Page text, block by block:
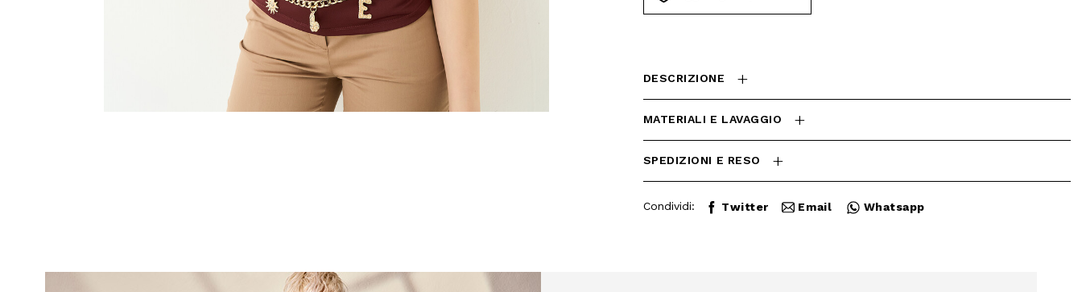
DESCRIZIONE
MATERIALI E LAVAGGIO
SPEDIZIONI E RESO
Condividi: Twitter Email Whatsapp